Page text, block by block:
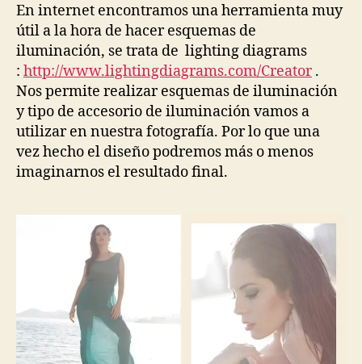
En internet encontramos una herramienta muy
útil a la hora de hacer esquemas de
iluminación, se trata de lighting diagrams
: http://www.lightingdiagrams.com/Creator.
Nos permite realizar esquemas de iluminación
y tipo de accesorio de iluminación vamos a
utilizar en nuestra fotografía. Por lo que una
vez hecho el diseño podremos más o menos
imaginarnos el resultado final.